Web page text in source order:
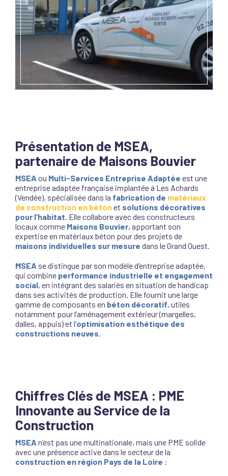
Présentation de MSEA,
partenaire de Maisons Bouvier
MSEA ou Multi-Services Entreprise Adaptée est une
entreprise adaptée française implantée à Les Achards
(Vendée), spécialisée dans la fabrication de matériaux
de construction en bétonet solutions décoratives
pour l’habitat. Elle collabore avec des constructeurs
locaux comme Maisons Bouvier, apportant son
expertise en matériaux béton pour des projets de
maisons individuelles sur mesure dans le Grand Ouest.
MSEA se distingue par son modèle d’entreprise adaptée,
qui combine performance industrielle et engagement
social, en intégrant des salariés en situation de handicap
dans ses activités de production. Elle fournit une large
gamme de composants en béton décoratif, utiles
notamment pour l’aménagement extérieur (margelles,
dalles, appuis) et l’optimisation esthétique des
constructions neuves.
Chiffres Clés de MSEA : PME
Innovante au Service de la
Construction
MSEA n’est pas une multinationale, mais une PME solide
avec une présence active dans le secteur de la
construction en région Pays de la Loire :